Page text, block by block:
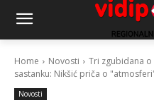
Home Novosti
Tri zgubidana
sastanku: Nikšić priča o
Novosti